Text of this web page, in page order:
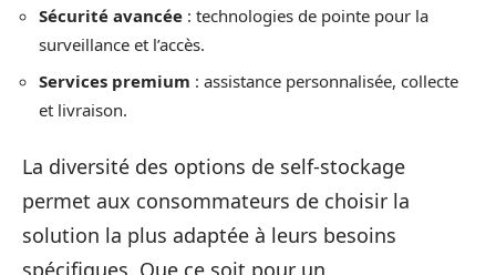
Sécurité avancée : technologies de pointe pour la
surveillance et l’accès.
Services premium : assistance personnalisée, collecte
et livraison.
La diversité des options de self-stockage
permet aux consommateurs de choisir la
solution la plus adaptée à leurs besoins
spécifiques. Que ce soit pour un